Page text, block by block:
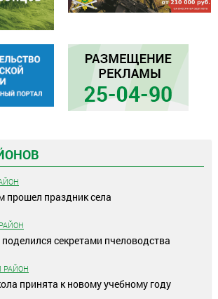
прошел праздник села
секретами пчеловодства
принята к новому учебному году